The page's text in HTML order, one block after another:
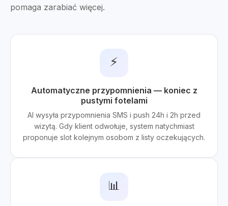
pomaga zarabiać więcej.
⚡
Automatyczne przypomnienia — koniec z
pustymi fotelami
AI wysyła przypomnienia SMS i push 24h i 2h przed
wizytą. Gdy klient odwołuje, system natychmiast
proponuje slot kolejnym osobom z listy oczekujących.
📊